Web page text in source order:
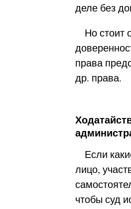
деле без
Но стоит
права
др. права.
Если
лицо,
чтобы суд